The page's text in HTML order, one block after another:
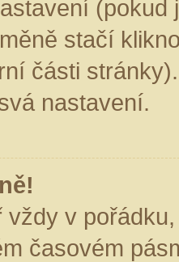
(pokud
stačí
části
nastavení.
vždy v
časovém